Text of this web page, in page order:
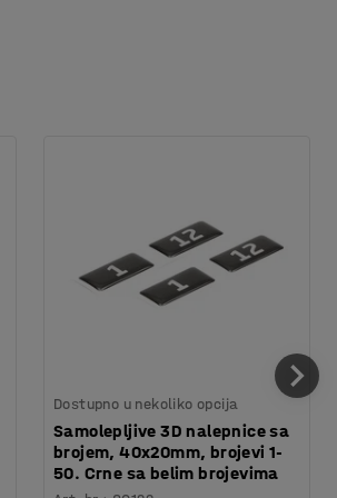
Dostupno u nekoliko opcija
Samolepljive 3D nalepnice sa
brojem, 40x20mm, brojevi 1-
50. Crne sa belim brojevima